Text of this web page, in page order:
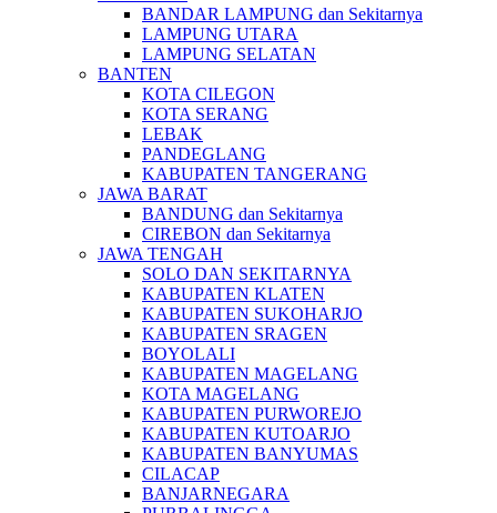
BANDAR LAMPUNG dan Sekitarnya
LAMPUNG UTARA
LAMPUNG SELATAN
BANTEN
KOTA CILEGON
KOTA SERANG
LEBAK
PANDEGLANG
KABUPATEN TANGERANG
JAWA BARAT
BANDUNG dan Sekitarnya
CIREBON dan Sekitarnya
JAWA TENGAH
SOLO DAN SEKITARNYA
KABUPATEN KLATEN
KABUPATEN SUKOHARJO
KABUPATEN SRAGEN
BOYOLALI
KABUPATEN MAGELANG
KOTA MAGELANG
KABUPATEN PURWOREJO
KABUPATEN KUTOARJO
KABUPATEN BANYUMAS
CILACAP
BANJARNEGARA